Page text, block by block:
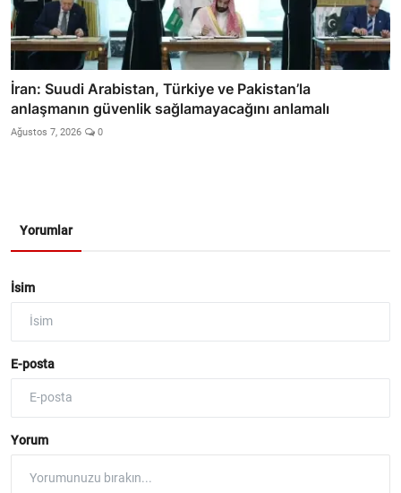
İran: Suudi Arabistan, Türkiye ve Pakistan’la
anlaşmanın güvenlik sağlamayacağını anlamalı
Ağustos 7, 2026 0
Yorumlar
İsim
E-posta
Yorum